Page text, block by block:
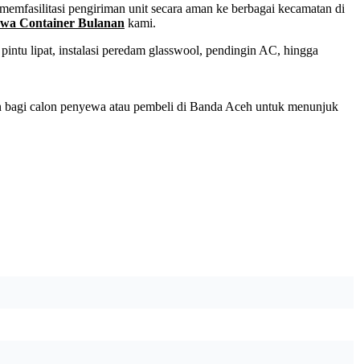
pengiriman unit secara aman ke berbagai kecamatan di
Container Bulanan kami.
lipat, instalasi peredam glasswool, pendingin AC, hingga
calon penyewa atau pembeli di Banda Aceh untuk menunjuk